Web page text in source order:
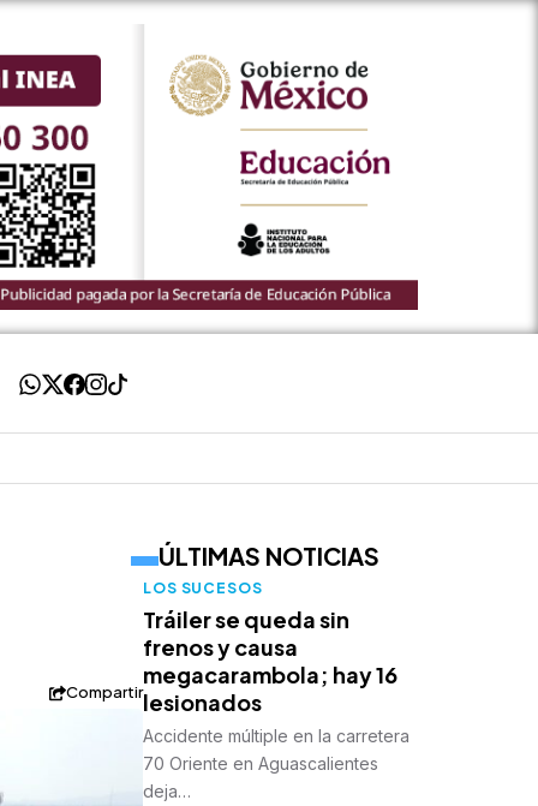
Compartir
ÚLTIMAS NOTICIAS
LOS SUCESOS
Tráiler se queda sin
frenos y causa
megacarambola; hay 16
lesionados
Accidente múltiple en la carretera
70 Oriente en Aguascalientes
deja…